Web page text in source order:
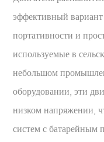
эффективный
портативности и
используемые в
небольшом
оборудовании, эти
низком напряжении,
систем с батарейным